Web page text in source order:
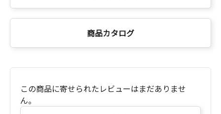
商品カタログ
この商品に寄せられたレビューはまだありませ
ん。